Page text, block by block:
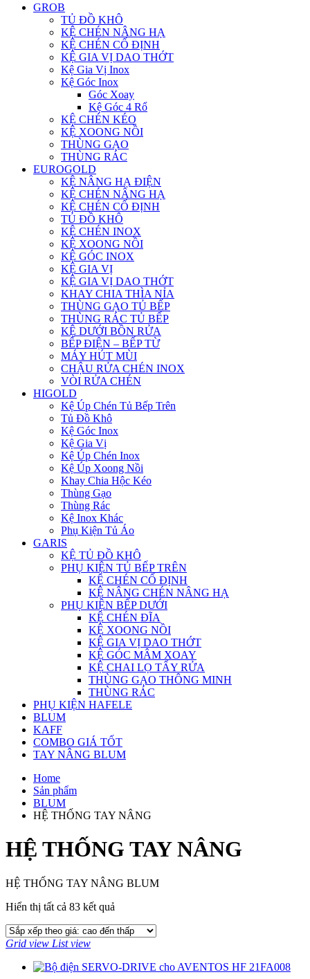
GROB
TỦ ĐỒ KHÔ
KỆ CHÉN NÂNG HẠ
KỆ CHÉN CỐ ĐỊNH
KỆ GIA VỊ DAO THỚT
Kệ Gia Vị Inox
Kệ Góc Inox
Góc Xoay
Kệ Góc 4 Rổ
KỆ CHÉN KÉO
KỆ XOONG NỒI
THÙNG GẠO
THÙNG RÁC
EUROGOLD
KỆ NÂNG HẠ ĐIỆN
KỆ CHÉN NÂNG HẠ
KỆ CHÉN CỐ ĐỊNH
TỦ ĐỒ KHÔ
KỆ CHÉN INOX
KỆ XOONG NỒI
KỆ GÓC INOX
KỆ GIA VỊ
KỆ GIA VỊ DAO THỚT
KHAY CHIA THÌA NỈA
THÙNG GẠO TỦ BẾP
THÙNG RÁC TỦ BẾP
KỆ DƯỚI BỒN RỬA
BẾP ĐIỆN – BẾP TỪ
MÁY HÚT MÙI
CHẬU RỬA CHÉN INOX
VÒI RỬA CHÉN
HIGOLD
Kệ Úp Chén Tủ Bếp Trên
Tủ Đồ Khô
Kệ Góc Inox
Kệ Gia Vị
Kệ Úp Chén Inox
Kệ Úp Xoong Nồi
Khay Chia Hộc Kéo
Thùng Gạo
Thùng Rác
Kệ Inox Khác
Phụ Kiện Tủ Áo
GARIS
KỆ TỦ ĐỒ KHÔ
PHỤ KIỆN TỦ BẾP TRÊN
KỆ CHÉN CỐ ĐỊNH
KỆ NÂNG CHÉN NÂNG HẠ
PHỤ KIỆN BẾP DƯỚI
KỆ CHÉN ĐĨA
KỆ XOONG NỒI
KỆ GIA VỊ DAO THỚT
KỆ GÓC MÂM XOAY
KỆ CHAI LỌ TẨY RỬA
THÙNG GẠO THÔNG MINH
THÙNG RÁC
PHỤ KIỆN HAFELE
BLUM
KAFF
COMBO GIÁ TỐT
TAY NÂNG BLUM
Home
Sản phẩm
BLUM
HỆ THỐNG TAY NÂNG
HỆ THỐNG TAY NÂNG
HỆ THỐNG TAY NÂNG BLUM
Hiển thị tất cả 83 kết quả
xếp
cao
Grid view List view